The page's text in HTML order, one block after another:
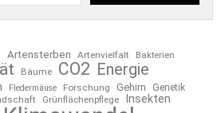
Artensterben Artenvielfalt
Bakterien
Bäume CO2 Energie
Fledermäuse Forschung Gehirn Genetik
Grünflächenpflege Insekten